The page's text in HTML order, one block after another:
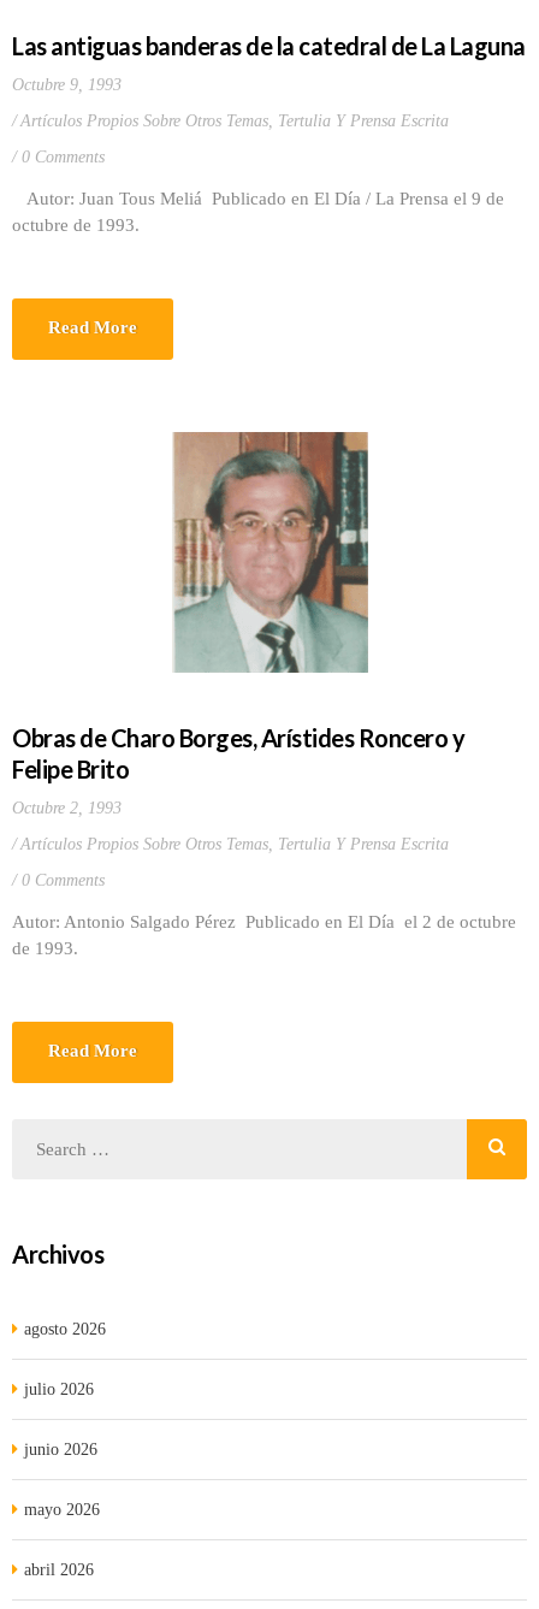
Las antiguas banderas de la catedral de La Laguna
Octubre 9, 1993
Artículos Propios Sobre Otros Temas, Tertulia Y Prensa Escrita
0 Comments
Autor: Juan Tous Meliá Publicado en El Día / La Prensa el 9 de
octubre de 1993.
Read More
Obras de Charo Borges, Arístides Roncero y
Felipe Brito
Octubre 2, 1993
Artículos Propios Sobre Otros Temas, Tertulia Y Prensa Escrita
0 Comments
Autor: Antonio Salgado Pérez Publicado en El Día el 2 de octubre
de 1993.
Read More
Archivos
agosto 2026
julio 2026
junio 2026
mayo 2026
abril 2026